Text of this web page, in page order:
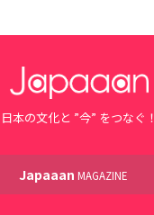
日本の文化と ”今” をつなぐ！
Japaaan MAGAZINE